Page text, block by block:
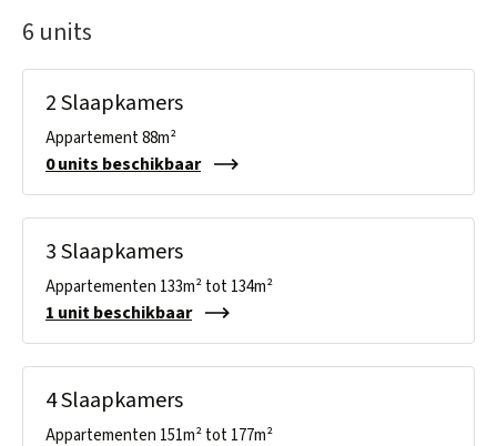
6 units
4 Slaapkamers
Appartementen 151m² tot 177m²
3 Slaapkamers
Appartementen 133m² tot 134m²
1 unit beschikbaar
2 Slaapkamers
Appartement 88m²
0 units beschikbaar